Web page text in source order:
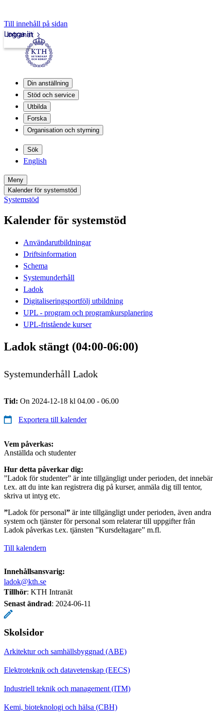
Till innehåll på sidan
Intranät
Logga in
Din anställning
Stöd och service
Utbilda
Forska
Organisation och styrning
Sök
English
Meny
Kalender för systemstöd
Systemstöd
Kalender för systemstöd
Användarutbildningar
Driftsinformation
Schema
Systemunderhåll
Ladok
Digitaliseringsportfölj utbildning
UPL - program och programkursplanering
UPL-fristående kurser
Ladok stängt (04:00-06:00)
Systemunderhåll Ladok
Tid: On 2024-12-18 kl 04.00 - 06.00
Exportera till kalender
Vem påverkas:
Anställda och studenter
Hur detta påverkar dig:
”Ladok för studenter” är inte tillgängligt under perioden, det innebär
t.ex. att du inte kan registrera dig på kurser, anmäla dig till tentor,
skriva ut intyg etc.
”Ladok för personal” är inte tillgängligt under perioden, även andra
system och tjänster för personal som relaterar till uppgifter från
Ladok påverkas t.ex. tjänsten ”Kursdeltagare” m.fl.
Till kalendern
Innehållsansvarig:
ladok@kth.se
Tillhör: KTH Intranät
Senast ändrad: 2024-06-11
Skolsidor
Arkitektur och samhällsbyggnad (ABE)
Elektroteknik och datavetenskap (EECS)
Industriell teknik och management (ITM)
Kemi, bioteknologi och hälsa (CBH)